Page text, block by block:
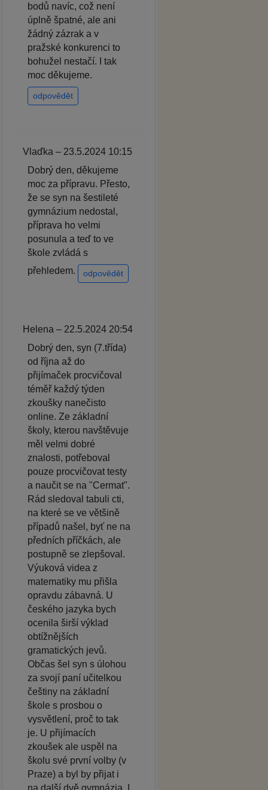
bodů navíc, což není
úplně špatné, ale ani
žádný zázrak a v
pražské konkurenci to
bohužel nestačí. I tak
moc děkujeme.
odpovědět
Vlaďka – 23.5.2024 10:15
Dobrý den, děkujeme
moc za přípravu. Přesto,
že se syn na šestileté
gymnázium nedostal,
příprava ho velmi
posunula a teď to ve
škole zvládá s
přehledem.
odpovědět
Helena – 22.5.2024 20:54
Dobrý den, syn (7.třída)
od října až do
přijímaček procvičoval
téměř každý týden
zkoušky nanečisto
online. Ze základní
školy, kterou navštěvuje
měl velmi dobré
znalosti, potřeboval
pouze procvičovat testy
a naučit se na "Cermat".
Rád sledoval tabuli cti,
na které se ve většině
případů našel, byť ne na
předních příčkách, ale
postupně se zlepšoval.
Výuková videa z
matematiky mu přišla
opravdu zábavná. U
českého jazyka bych
ocenila širší výklad
obtížnějších
gramatických jevů.
Občas šel syn s úlohou
za svojí paní učitelkou
češtiny na základní
škole s prosbou o
vysvětlení, proč to tak
je. U přijímacích
zkoušek ale uspěl na
školu své první volby (v
Praze) a byl by přijat i
na další dvě gymnázia. I